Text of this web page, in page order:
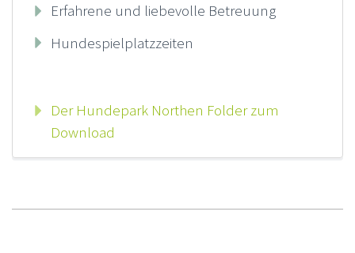
Erfahrene und liebevolle Betreuung
Hundespielplatz­zeiten
Der Hundepark Northen Folder zum
Download